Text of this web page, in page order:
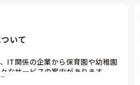
かなりあったようです(^-^;
いて
IT関係の企業から保育園や幼稚園
なサービスの案内があります。